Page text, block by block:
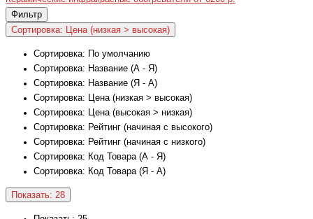
Фильтр
Сортировка: Цена (низкая > высокая)
Сортировка: По умолчанию
Сортировка: Название (А - Я)
Сортировка: Название (Я - А)
Сортировка: Цена (низкая > высокая)
Сортировка: Цена (высокая > низкая)
Сортировка: Рейтинг (начиная с высокого)
Сортировка: Рейтинг (начиная с низкого)
Сортировка: Код Товара (А - Я)
Сортировка: Код Товара (Я - А)
Показать: 28